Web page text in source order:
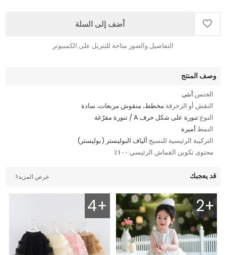
أضف إلى السلة
التفاصيل والصور متاحة للتنزيل على الكمبيوتر
وصف المنتج
الجنس:أنثى
النقش أو الزخرفة:مخطط، منقوش مربعات، سادة
النوع:تنورة على شكل حرف A / تنورة مفرّغة
النمط:أميرة
التركيبة الرئيسية للنسيج:ألياف البوليستر (بوليستر)
محتوى تكوين القماش الرئيسي:١٠٠٪
قد يعجبك عرض المزيد
2+
4+